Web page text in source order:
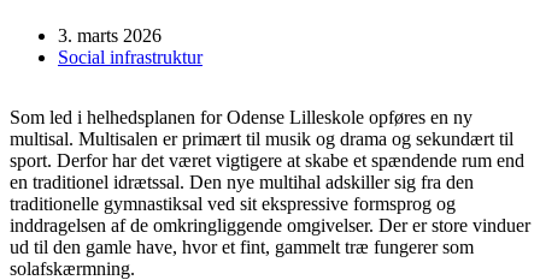
3. marts 2026
Social infrastruktur
Som led i helhedsplanen for Odense Lilleskole opføres en ny
multisal. Multisalen er primært til musik og drama og sekundært til
sport. Derfor har det været vigtigere at skabe et spændende rum end
en traditionel idrætssal. Den nye multihal adskiller sig fra den
traditionelle gymnastiksal ved sit ekspressive formsprog og
inddragelsen af de omkringliggende omgivelser. Der er store vinduer
ud til den gamle have, hvor et fint, gammelt træ fungerer som
solafskærmning.